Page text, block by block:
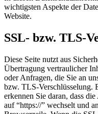
wichtigsten Aspekte der
Website.
SSL- bzw. TLS-
Diese Seite nutzt aus
Übertragung vertraulicher
oder Anfragen, die Sie an
bzw. TLS-Verschlüsselung.
erkennen Sie daran, dass
auf “https://” wechselt und